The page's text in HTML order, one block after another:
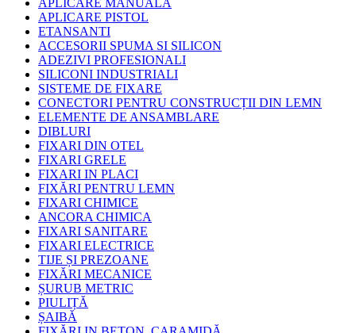
APLICARE MANUALA
APLICARE PISTOL
ETANSANTI
ACCESORII SPUMA SI SILICON
ADEZIVI PROFESIONALI
SILICONI INDUSTRIALI
SISTEME DE FIXARE
CONECTORI PENTRU CONSTRUCȚII DIN LEMN
ELEMENTE DE ANSAMBLARE
DIBLURI
FIXARI DIN OTEL
FIXARI GRELE
FIXARI IN PLACI
FIXĂRI PENTRU LEMN
FIXARI CHIMICE
ANCORA CHIMICA
FIXARI SANITARE
FIXARI ELECTRICE
TIJE ȘI PREZOANE
FIXĂRI MECANICE
ȘURUB METRIC
PIULIȚĂ
ȘAIBĂ